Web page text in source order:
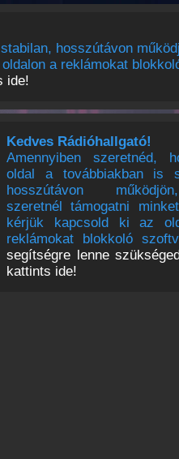
hosszútávon
a reklámokat
ide!
Kedves Rádióhallgató!
Amennyiben szeretnéd,
oldal a továbbiakban is
hosszútávon
szeretnél támogatni
kérjük kapcsold ki az
reklámokat blokkoló
segítségre lenne
kattints ide!